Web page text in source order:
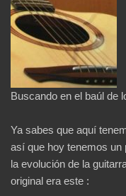
Buscando en el baúl de
Ya sabes que aquí
así que hoy tenemos un
la evolución de la
original era este :